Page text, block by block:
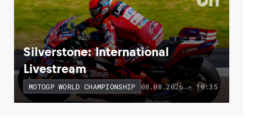
Silverstone: International
Livestream
MOTOGP WORLD CHAMPIONSHIP 08.08.2026 - 10:35